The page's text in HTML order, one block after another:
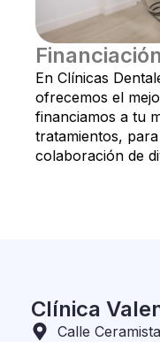
En Clínicas
ofrecemos el
financiamos a tu
tratamientos,
colaboración de
Clínica
Calle